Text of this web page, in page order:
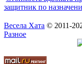
защитник по
Весела Хата © 2011-
Разное